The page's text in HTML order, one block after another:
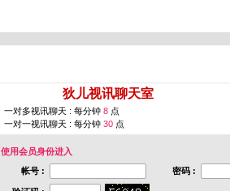
狄儿视讯聊天室
一对多视讯聊天 : 每分钟 8 点
一对一视讯聊天 : 每分钟 30 点
使用会员身份进入
帐号 :
密码 :